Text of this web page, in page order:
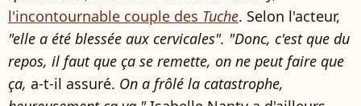
l'incontournable couple des Tuche. Selon l'acteur,
"elle a été blessée aux cervicales". "Donc, c'est que du
repos, il faut que ça se remette, on ne peut faire que
ça, a-t-il assuré. On a frôlé la catastrophe,